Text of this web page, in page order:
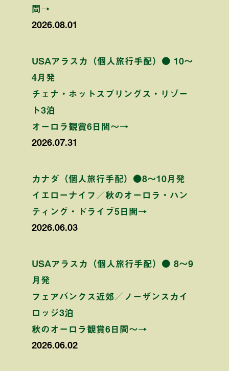
間→
2026.08.01
USAアラスカ（個人旅行手配）● 10〜
4月発
チェナ・ホットスプリングス・リゾー
ト3泊
オーロラ観賞6日間〜→
2026.07.31
カナダ（個人旅行手配）●8〜10月発
イエローナイフ／秋のオーロラ・ハン
ティング・ドライブ5日間→
2026.06.03
USAアラスカ（個人旅行手配）● 8〜9
月発
フェアバンクス近郊／ノーザンスカイ
ロッジ3泊
秋のオーロラ観賞6日間〜→
2026.06.02